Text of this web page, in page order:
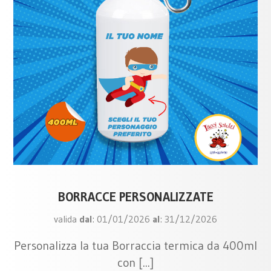
BORRACCE PERSONALIZZATE
valida dal: 01/01/2026 al: 31/12/2026
Personalizza la tua Borraccia termica da 400ml
con [...]